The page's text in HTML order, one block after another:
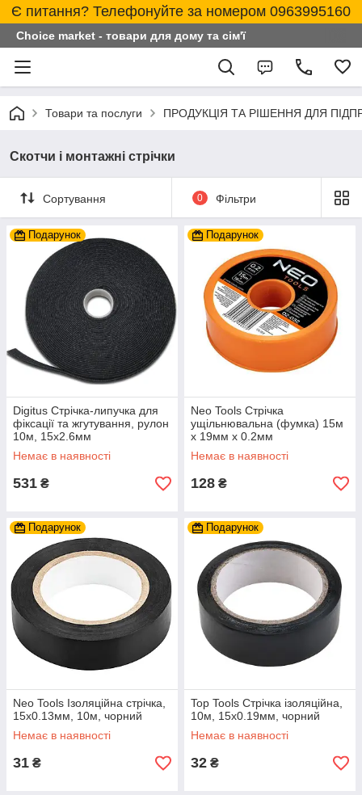
Є питання? Телефонуйте за номером 0963995160
Choice market - товари для дому та сім'ї
Товари та послуги ПРОДУКЦІЯ ТА РІШЕННЯ ДЛЯ
Скотчи і монтажні стрічки
Сортування 0 Фільтри
Подарунок
Digitus Стрічка-липучка для
фіксації та жгутування, рулон
10м, 15х2.6мм
Немає в наявності
531 ₴
Подарунок
Neo Tools Стрічка
ущільнювальна (фумка) 15м
х 19мм х 0.2мм
Немає в наявності
128 ₴
Подарунок
Neo Tools Ізоляційна стрічка,
15х0.13мм, 10м, чорний
Немає в наявності
31 ₴
Подарунок
Top Tools Стрічка ізоляційна,
10м, 15x0.19мм, чорний
Немає в наявності
32 ₴